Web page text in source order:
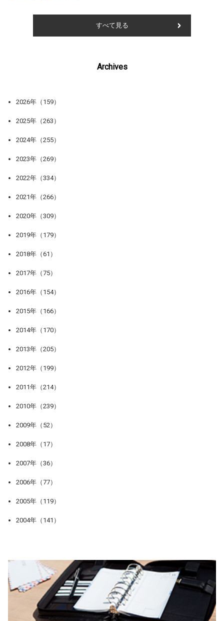
すべて見る
Archives
2026年（159）
2025年（263）
2024年（255）
2023年（269）
2022年（334）
2021年（266）
2020年（309）
2019年（179）
2018年（61）
2017年（75）
2016年（154）
2015年（166）
2014年（170）
2013年（205）
2012年（199）
2011年（214）
2010年（239）
2009年（52）
2008年（17）
2007年（36）
2006年（77）
2005年（119）
2004年（141）